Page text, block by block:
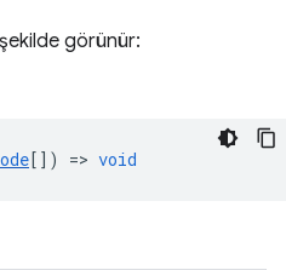
görünür:
[]) => void